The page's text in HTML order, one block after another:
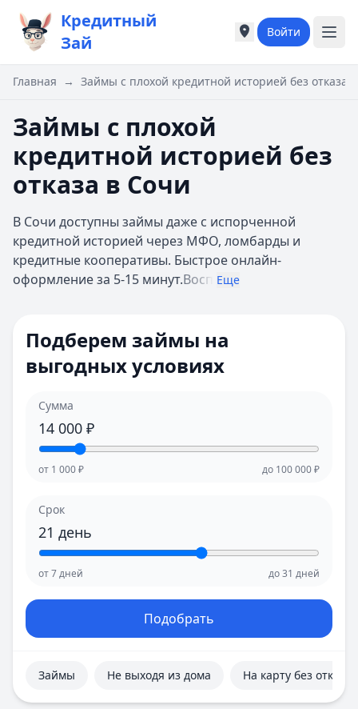
Кредитный
Зай
Города России
Москва
А
Белгород
Брянск
В
Владивосток
Ижевск
Иркутск
Киров
Краснодар
Красноярск
Л
Города России
Москва
А
Белгород
Брянск
В
Владивосток
Ижевск
Иркутск
Киров
Краснодар
Красноярск
Л
М
Войти
Главная → Займы с плохой кредитной историей без отказа
Займы с плохой
кредитной историей без
отказа в Сочи
В Сочи доступны займы даже с испорченной
кредитной историей через МФО, ломбарды и
кредитные кооперативы. Быстрое онлайн-
оформление за 5-15 минут.Восп Еще
Подберем займы на
выгодных условиях
Сумма
14 000 ₽
от 1 000₽ до 100 000₽
Срок
21 день
от7дней до31 дней
Подобрать
Займы Не выходя из дома На карту без отказа